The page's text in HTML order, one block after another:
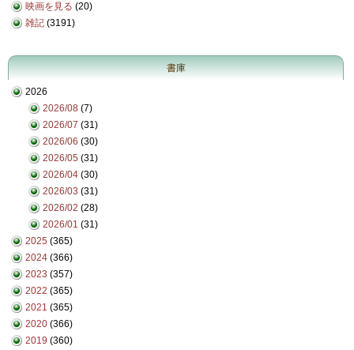
映画を見る (20)
雑記 (3191)
書庫
2026
2026/08 (7)
2026/07 (31)
2026/06 (30)
2026/05 (31)
2026/04 (30)
2026/03 (31)
2026/02 (28)
2026/01 (31)
2025 (365)
2024 (366)
2023 (357)
2022 (365)
2021 (365)
2020 (366)
2019 (360)